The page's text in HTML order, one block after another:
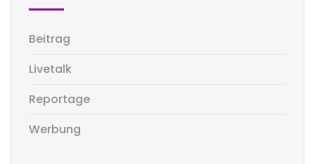
Beitrag
Livetalk
Reportage
Werbung